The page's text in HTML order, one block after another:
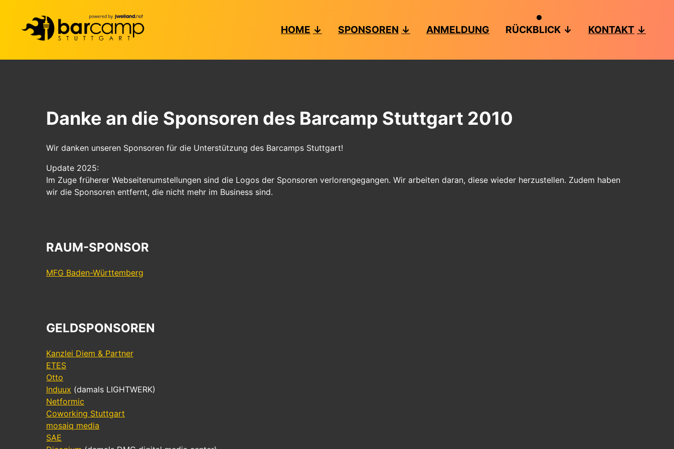
HOME SPONSOREN ANMELDUNG RÜCKBLICK KONTAKT
Danke an die Sponsoren des Barcamp Stuttgart 2010
Wir danken unseren Sponsoren für die Unterstützung des Barcamps Stuttgart!
Update 2025:
Im Zuge früherer Webseitenumstellungen sind die Logos der Sponsoren verlorengegangen. Wir arbeiten daran, diese wieder herzustellen. Zudem haben
wir die Sponsoren entfernt, die nicht mehr im Business sind.
RAUM-SPONSOR
MFG Baden-Württemberg
GELDSPONSOREN
Kanzlei Diem & Partner
ETES
Otto
Induux (damals LIGHTWERK)
Netformic
Coworking Stuttgart
mosaiq media
SAE